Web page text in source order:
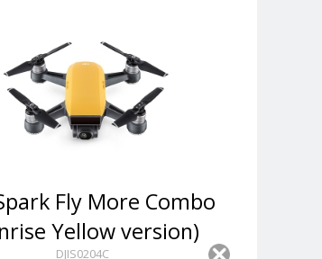
Fly More Combo
Yellow version)
DJIS0204C